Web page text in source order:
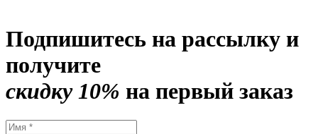
Подпишитесь на рассылку и
получите
скидку 10% на первый заказ